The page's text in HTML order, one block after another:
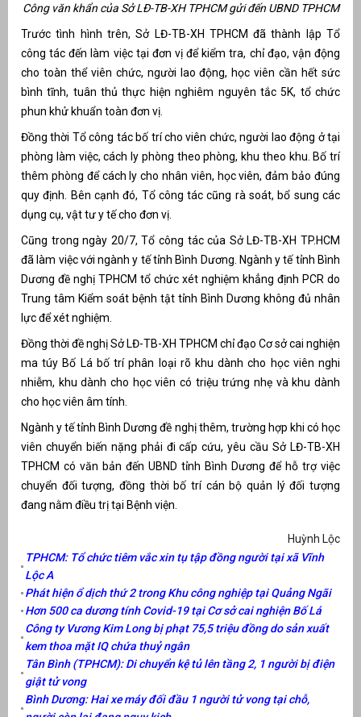
Công văn khẩn của Sở LĐ-TB-XH TPHCM gửi đến UBND TPHCM
Trước tình hình trên, Sở LĐ-TB-XH TPHCM đã thành lập Tổ
công tác đến làm việc tại đơn vị để kiểm tra, chỉ đạo, vận động
cho toàn thể viên chức, người lao động, học viên cần hết sức
bình tĩnh, tuân thủ thực hiện nghiêm nguyên tắc 5K, tổ chức
phun khử khuẩn toàn đơn vị.
Đồng thời Tổ công tác bố trí cho viên chức, người lao động ở tại
phòng làm việc, cách ly phòng theo phòng, khu theo khu. Bố trí
thêm phòng để cách ly cho nhân viên, học viên, đảm bảo đúng
quy định. Bên cạnh đó, Tổ công tác cũng rà soát, bổ sung các
dụng cụ, vật tư y tế cho đơn vị.
Cũng trong ngày 20/7, Tổ công tác của Sở LĐ-TB-XH TP.HCM
đã làm việc với ngành y tế tỉnh Bình Dương. Ngành y tế tỉnh Bình
Dương đề nghị TPHCM tổ chức xét nghiệm khẳng định PCR do
Trung tâm Kiểm soát bệnh tật tỉnh Bình Dương không đủ nhân
lực để xét nghiệm.
Đồng thời đề nghị Sở LĐ-TB-XH TPHCM chỉ đạo Cơ sở cai nghiện
ma túy Bố Lá bố trí phân loại rõ khu dành cho học viên nghi
nhiễm, khu dành cho học viên có triệu trứng nhẹ và khu dành
cho học viên âm tính.
Ngành y tế tỉnh Bình Dương đề nghị thêm, trường hợp khi có học
viên chuyển biến nặng phải đi cấp cứu, yêu cầu Sở LĐ-TB-XH
TPHCM có văn bản đến UBND tỉnh Bình Dương để hỗ trợ việc
chuyển đối tượng, đồng thời bố trí cán bộ quản lý đối tượng
đang nằm điều trị tại Bệnh viện.
Huỳnh Lộc
TPHCM: Tổ chức tiêm vắc xin tụ tập đồng người tại xã Vĩnh
Lộc A
Phát hiện ổ dịch thứ 2 trong Khu công nghiệp tại Quảng Ngãi
Hơn 500 ca dương tính Covid-19 tại Cơ sở cai nghiện Bố Lá
Công ty Vương Kim Long bị phạt 75,5 triệu đồng do sản xuất
kem thoa mặt IQ chứa thuỷ ngân
Tân Bình (TPHCM): Di chuyển kệ tủ lên tầng 2, 1 người bị điện
giật tử vong
Bình Dương: Hai xe máy đối đầu 1 người tử vong tại chỗ,